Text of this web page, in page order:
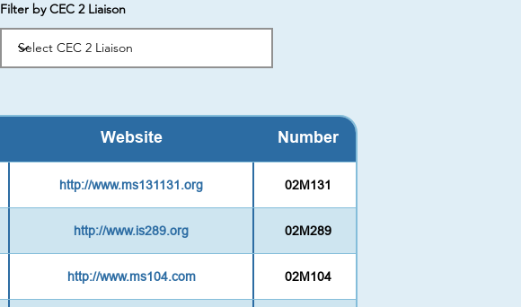
Filter by CEC 2 Liaison
Website Number
http://www.ms131131.org 02M131
http://www.is289.org 02M289
http://www.ms104.com 02M104